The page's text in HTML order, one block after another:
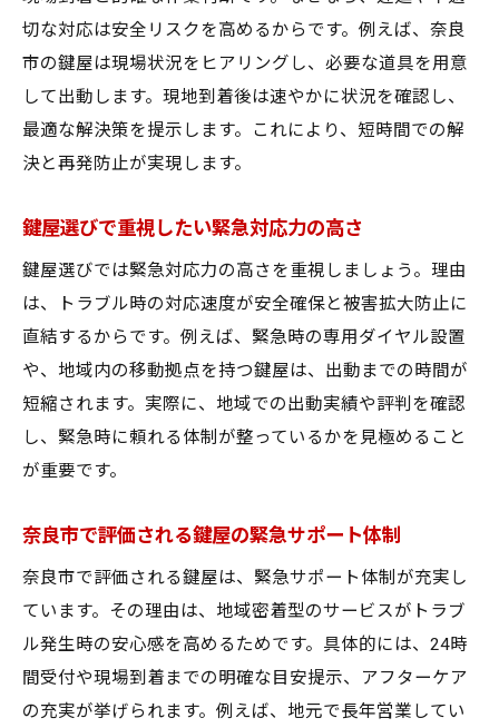
切な対応は安全リスクを高めるからです。例えば、奈良
市の鍵屋は現場状況をヒアリングし、必要な道具を用意
して出動します。現地到着後は速やかに状況を確認し、
最適な解決策を提示します。これにより、短時間での解
決と再発防止が実現します。
鍵屋選びで重視したい緊急対応力の高さ
鍵屋選びでは緊急対応力の高さを重視しましょう。理由
は、トラブル時の対応速度が安全確保と被害拡大防止に
直結するからです。例えば、緊急時の専用ダイヤル設置
や、地域内の移動拠点を持つ鍵屋は、出動までの時間が
短縮されます。実際に、地域での出動実績や評判を確認
し、緊急時に頼れる体制が整っているかを見極めること
が重要です。
奈良市で評価される鍵屋の緊急サポート体制
奈良市で評価される鍵屋は、緊急サポート体制が充実し
ています。その理由は、地域密着型のサービスがトラブ
ル発生時の安心感を高めるためです。具体的には、24時
間受付や現場到着までの明確な目安提示、アフターケア
の充実が挙げられます。例えば、地元で長年営業してい